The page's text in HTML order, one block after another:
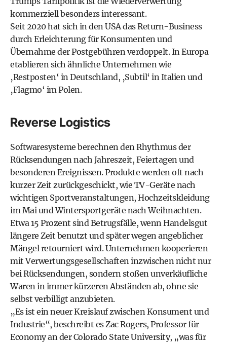
kommerziell besonders interessant.
Seit 2020 hat sich in den USA das Return-Business
durch Erleichterung für Konsumenten und
Übernahme der Postgebühren verdoppelt. In Europa
etablieren sich ähnliche Unternehmen wie
‚Restposten‘ in Deutschland, ‚Subtil‘ in Italien und
‚Flagmo‘ im Polen.
Reverse Logistics
Softwaresysteme berechnen den Rhythmus der
Rücksendungen nach Jahreszeit, Feiertagen und
besonderen Ereignissen. Produkte werden oft nach
kurzer Zeit zurückgeschickt, wie TV-Geräte nach
wichtigen Sportveranstaltungen, Hochzeitskleidung
im Mai und Wintersportgeräte nach Weihnachten.
Etwa 15 Prozent sind Betrugsfälle, wenn Handelsgut
längere Zeit benutzt und später wegen angeblicher
Mängel retourniert wird. Unternehmen kooperieren
mit Verwertungsgesellschaften inzwischen nicht nur
bei Rücksendungen, sondern stoßen unverkäufliche
Waren in immer kürzeren Abständen ab, ohne sie
selbst verbilligt anzubieten.
„Es ist ein neuer Kreislauf zwischen Konsument und
Industrie“, beschreibt es Zac Rogers, Professor für
Economy an der Colorado State University, „was für